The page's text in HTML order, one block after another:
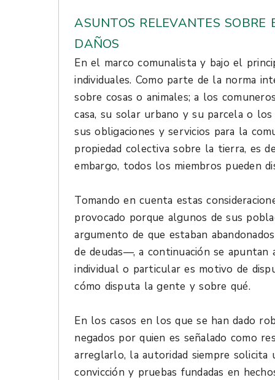
ASUNTOS RELEVANTES SOBRE
DAÑOS
En el marco comunalista y bajo el
individuales. Como parte de la norma
sobre cosas o animales; a los
casa, su solar urbano y su parcela o
sus obligaciones y servicios para la
propiedad colectiva sobre la tierra, es
embargo, todos los miembros pueden
Tomando en cuenta estas
provocado porque algunos de sus
argumento de que estaban
de deudas—, a continuación se
individual o particular es motivo de
cómo disputa la gente y sobre qué.
En los casos en los que se han dado
negados por quien es señalado como
arreglarlo, la autoridad siempre
convicción y pruebas fundadas en